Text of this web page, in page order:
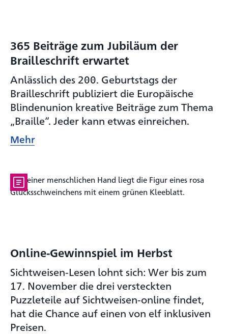
365 Beiträge zum Jubiläum der
Brailleschrift erwartet
Anlässlich des 200. Geburtstags der
Brailleschrift publiziert die Europäische
Blindenunion kreative Beiträge zum Thema
„Braille“. Jeder kann etwas einreichen.
Mehr
Online-Gewinnspiel im Herbst
Sichtweisen-Lesen lohnt sich: Wer bis zum
17. November die drei versteckten
Puzzleteile auf Sichtweisen-online findet,
hat die Chance auf einen von elf inklusiven
Preisen.